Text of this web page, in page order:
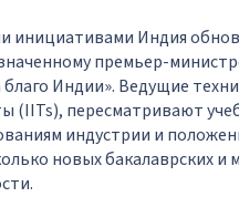
инициативами Индия
премьер-
Индии». Ведущие
(IITs), пересматривают
индустрии и
новых бакалаврских и